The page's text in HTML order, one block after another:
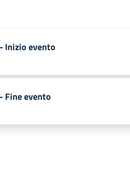
Inizio evento
Fine evento